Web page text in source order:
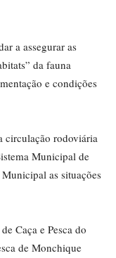
a assegurar as
da fauna
e condições
circulação rodoviária
Municipal de
as situações
Caça e Pesca do
de Monchique